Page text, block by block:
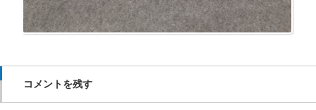
コメントを残す